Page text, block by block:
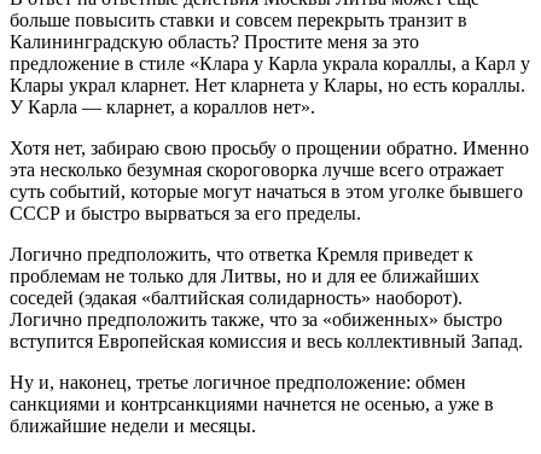
больше повысить ставки и совсем перекрыть транзит в
Калининградскую область? Простите меня за это
предложение в стиле «Клара у Карла украла кораллы, а Карл у
Клары украл кларнет. Нет кларнета у Клары, но есть кораллы.
У Карла — кларнет, а кораллов нет».
Хотя нет, забираю свою просьбу о прощении обратно. Именно
эта несколько безумная скороговорка лучше всего отражает
суть событий, которые могут начаться в этом уголке бывшего
СССР и быстро вырваться за его пределы.
Логично предположить, что ответка Кремля приведет к
проблемам не только для Литвы, но и для ее ближайших
соседей (эдакая «балтийская солидарность» наоборот).
Логично предположить также, что за «обиженных» быстро
вступится Европейская комиссия и весь коллективный Запад.
Ну и, наконец, третье логичное предположение: обмен
санкциями и контрсанкциями начнется не осенью, а уже в
ближайшие недели и месяцы.